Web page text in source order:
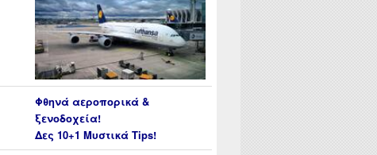
Φθηνά αεροπορικά &
ξενοδοχεία!
Δες 10+1 Μυστικά Tips!